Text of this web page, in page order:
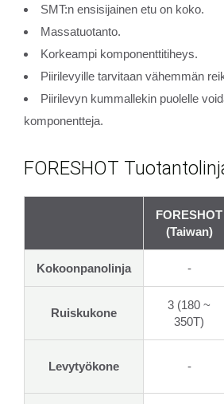
SMT:n ensisijainen etu on koko.
Massatuotanto.
Korkeampi komponenttitiheys.
Piirilevyille tarvitaan vähemmän
Piirilevyn kummallekin puolelle
komponentteja.
FORESHOT
FORESHOT
(Taiwan)
Kokoonpanolinja -
Ruiskukone
3 (180 ~
350T)
Levytyökone -